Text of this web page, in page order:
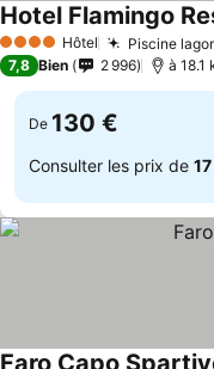
4 Étoiles Hôtel Piscine
Hotel Flamingo
7,8 Bien 2 996 à 18.1
De 130 €
Consulter les prix de
Faro Capo